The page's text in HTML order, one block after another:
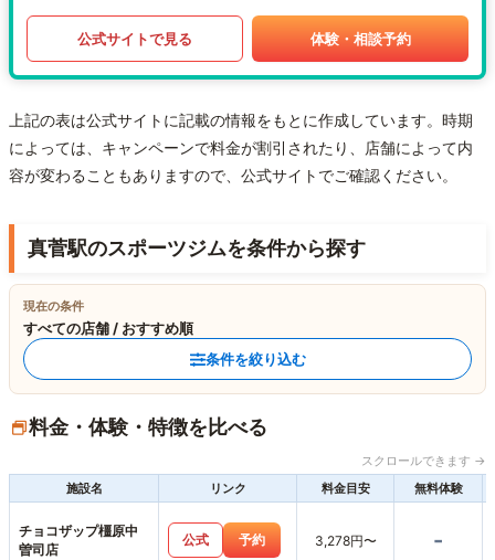
公式サイトで見る 体験・相談予約
上記の表は公式サイトに記載の情報をもとに作成しています。時期
によっては、キャンペーンで料金が割引されたり、店舗によって内
容が変わることもありますので、公式サイトでご確認ください。
真菅駅のスポーツジムを条件から探す
現在の条件
すべての店舗 / おすすめ順
条件を絞り込む
料金・体験・特徴を比べる
スクロールできます →
施設名
リンク 料金目安 無料体験
チョコザップ橿原中
曽司店
公式 予約 3,278円〜 -